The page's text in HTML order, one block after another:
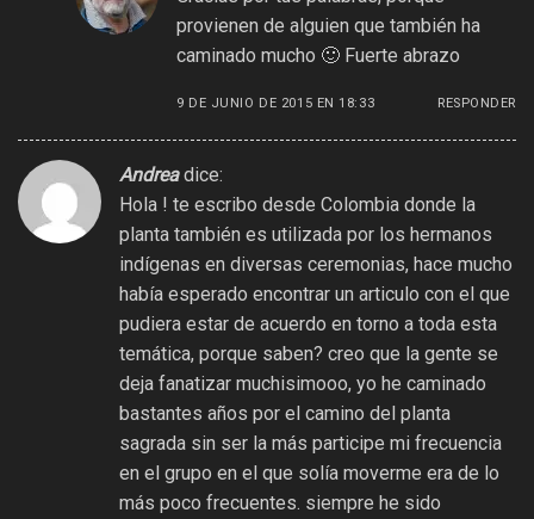
provienen de alguien que también ha
caminado mucho 🙂 Fuerte abrazo
9 DE JUNIO DE 2015 EN 18:33 RESPONDER
Andrea dice:
Hola ! te escribo desde Colombia donde la
planta también es utilizada por los hermanos
indígenas en diversas ceremonias, hace mucho
había esperado encontrar un articulo con el que
pudiera estar de acuerdo en torno a toda esta
temática, porque saben? creo que la gente se
deja fanatizar muchisimooo, yo he caminado
bastantes años por el camino del planta
sagrada sin ser la más participe mi frecuencia
en el grupo en el que solía moverme era de lo
más poco frecuentes. siempre he sido